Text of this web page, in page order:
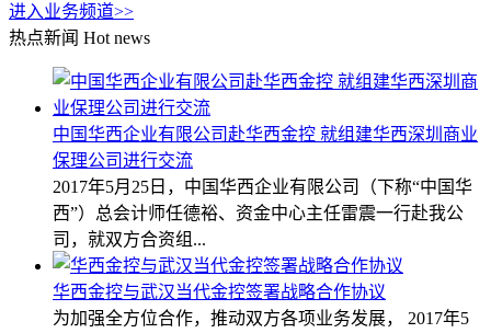
进入业务频道>>
热点新闻 Hot news
中国华西企业有限公司赴华西金控 就组建华西深圳商业
保理公司进行交流
2017年5月25日，中国华西企业有限公司（下称“中国华
西”）总会计师任德裕、资金中心主任雷震一行赴我公
司，就双方合资组...
华西金控与武汉当代金控签署战略合作协议
为加强全方位合作，推动双方各项业务发展， 2017年5